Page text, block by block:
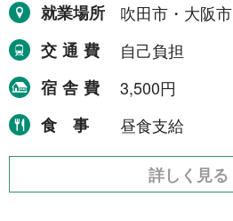
就業場所
吹田市・大阪市
交通費
自己負担
宿舎費
3,500円
食事
昼食支給
詳しく見る